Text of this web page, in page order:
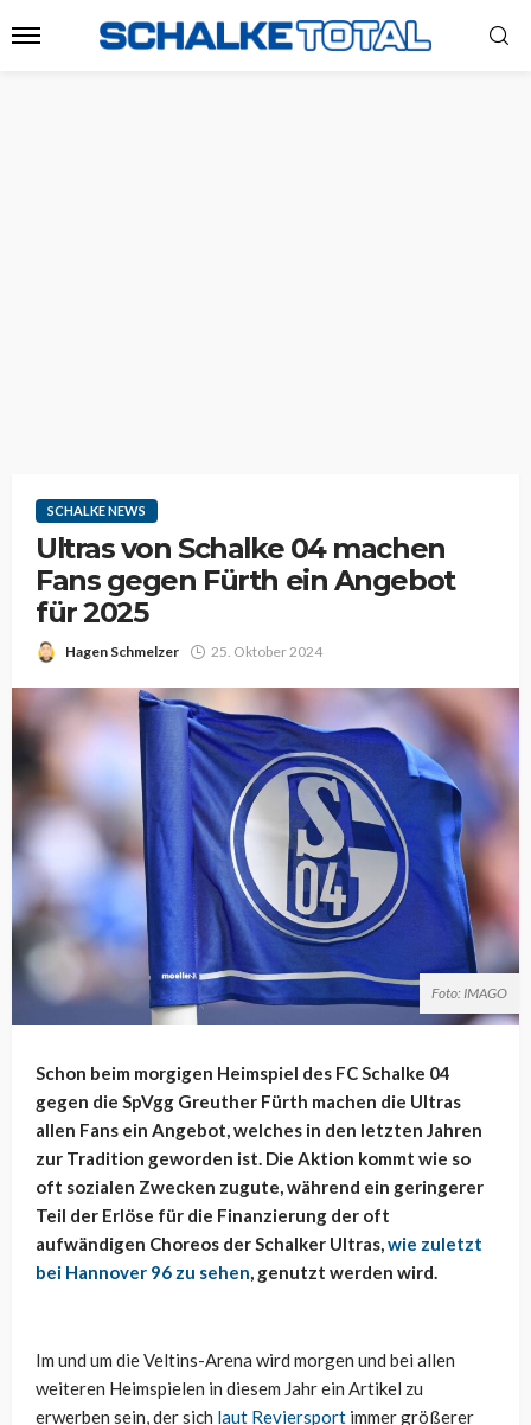
SCHALKE NEWS
Ultras von Schalke 04 machen
Fans gegen Fürth ein Angebot
für 2025
Hagen Schmelzer 25. Oktober 2024
Foto: IMAGO
Schon beim morgigen Heimspiel des FC Schalke 04
gegen die SpVgg Greuther Fürth machen die Ultras
allen Fans ein Angebot, welches in den letzten Jahren
zur Tradition geworden ist. Die Aktion kommt wie so
oft sozialen Zwecken zugute, während ein geringerer
Teil der Erlöse für die Finanzierung der oft
aufwändigen Choreos der Schalker Ultras,wie zuletzt
bei Hannover 96 zu sehen, genutzt werden wird.
Im und um die Veltins-Arena wird morgen und bei allen
weiteren Heimspielen in diesem Jahr ein Artikel zu
erwerben sein, der sich laut Reviersport immer größerer